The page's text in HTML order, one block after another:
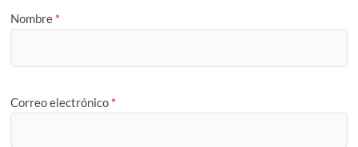
Nombre *
Correo electrónico *